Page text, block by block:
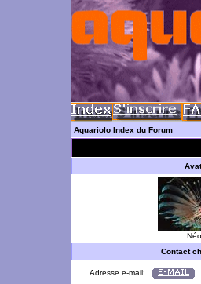
Aquariolo Index du Forum
Contact
Adresse e-mail: